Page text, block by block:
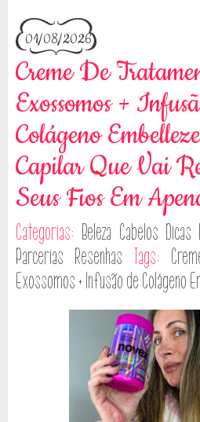
01/08/2026
Creme De
Exossomos +
Colágeno
Capilar Que Vai
Seus Fios Em
Categorias: Beleza Cabelos Dicas
Parcerias Resenhas Tags:
Exossomos + Infusão de Colágeno